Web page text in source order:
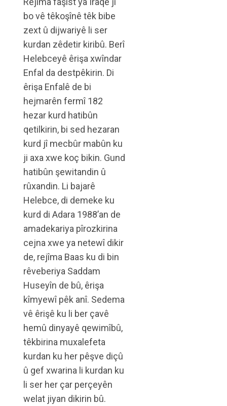
bo vê têkoşînê têk bibe
zext û dijwariyê li ser
kurdan zêdetir kiribû. Berî
Helebceyê êrişa xwîndar
Enfal da destpêkirin. Di
êrişa Enfalê de bi
hejmarên fermî 182
hezar kurd hatibûn
qetilkirin, bi sed hezaran
kurd jî mecbûr mabûn ku
ji axa xwe koç bikin. Gund
hatibûn şewitandin û
rûxandin. Li bajarê
Helebce, di demeke ku
kurd di Adara 1988’an de
amadekariya pîrozkirina
cejna xwe ya netewî dikir
de, rejîma Baas ku di bin
rêveberiya Saddam
Huseyîn de bû, êrişa
kîmyewî pêk anî. Sedema
vê êrişê ku li ber çavê
hemû dinyayê qewimîbû,
têkbirina muxalefeta
kurdan ku her pêşve diçû
û gef xwarina li kurdan ku
li ser her çar perçeyên
welat jiyan dikirin bû.